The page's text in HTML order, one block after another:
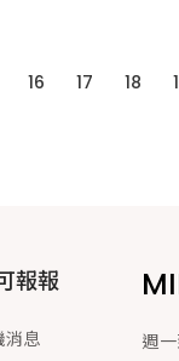
16 17 18
報報
消息 週